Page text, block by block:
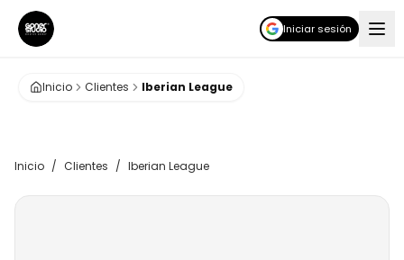
Iniciar sesión
Inicio Clientes Iberian League
Inicio / Clientes / Iberian League